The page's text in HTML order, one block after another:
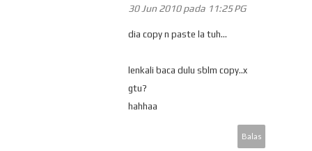
30 Jun 2010 pada 11:25 PG
dia copy n paste la tuh...
lenkali baca dulu sblm copy..x
gtu?
hahhaa
Balas